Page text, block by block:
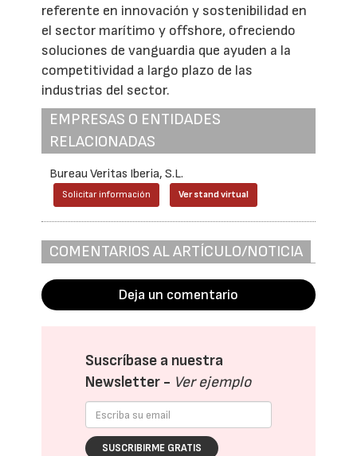
referente en innovación y sostenibilidad en
el sector marítimo y offshore, ofreciendo
soluciones de vanguardia que ayuden a la
competitividad a largo plazo de las
industrias del sector.
EMPRESAS O ENTIDADES
RELACIONADAS
Bureau Veritas Iberia, S.L.
Solicitar información Ver stand virtual
COMENTARIOS AL ARTÍCULO/NOTICIA
Deja un comentario
Suscríbase a nuestra
Newsletter - Ver ejemplo
SUSCRIBIRME GRATIS